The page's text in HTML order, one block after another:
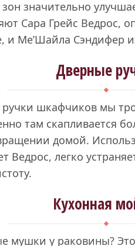
значительно
Сара Грейс Ведрос,
и Ме’Шайла Сэндифер
Дверные
шкафчиков мы
там скапливается
домой.
Ведрос, легко
Кухонная
мушки у раковины?